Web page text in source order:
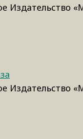
Издательство
Издательство